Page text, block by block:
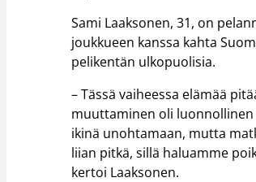
Sami Laaksonen, 31, on
joukkueen kanssa kahta
pelikentän ulkopuolisia.
– Tässä vaiheessa elämää
muuttaminen oli luonnollinen
ikinä unohtamaan, mutta
liian pitkä, sillä haluamme
kertoi Laaksonen.